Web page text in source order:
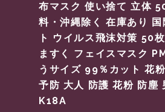
布マスク 使い捨て 立体
料・沖縄除く 在庫あり 国
ト ウイルス飛沫対策 50
ますく フェイスマスク
うサイズ 99％カット 花
予防 大人 防護 花粉 防塵
K18A